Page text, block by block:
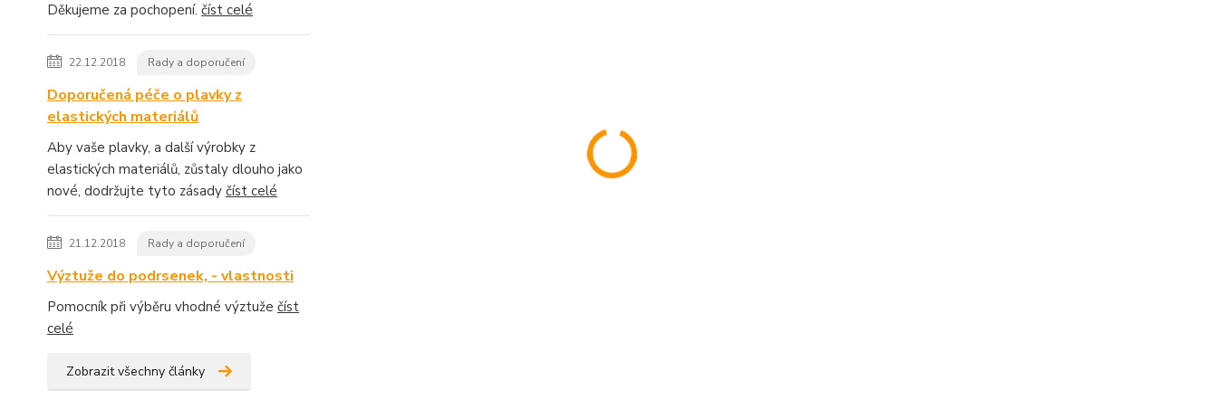
Děkujeme za pochopení. číst celé
22.12.2018 Rady a doporučení
Doporučená péče o plavky z
elastických materiálů
Aby vaše plavky, a další výrobky z
elastických materiálů, zůstaly dlouho jako
nové, dodržujte tyto zásady číst celé
21.12.2018 Rady a doporučení
Výztuže do podrsenek, - vlastnosti
Pomocník při výběru vhodné výztuže číst
celé
Zobrazit všechny články